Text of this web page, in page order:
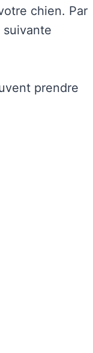
chien. Par
suivante
prendre